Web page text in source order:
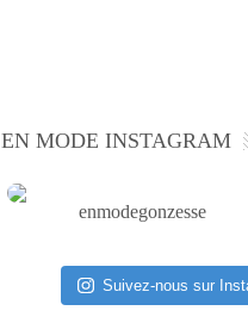
EN MODE INSTAGRAM
enmodegonzesse
Suivez-nous sur